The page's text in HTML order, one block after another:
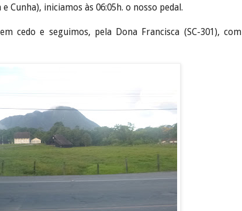
Cunha), iniciamos às 06:05h. o nosso pedal.
cedo e seguimos, pela Dona Francisca (SC-301), com